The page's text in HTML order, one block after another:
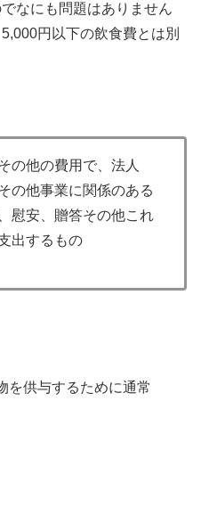
なにも問題はありません
円以下の飲食費とは別
の他の費用で、法人
の他事業に関係のある
慰安、贈答その他これ
出するもの
を供与するために通常